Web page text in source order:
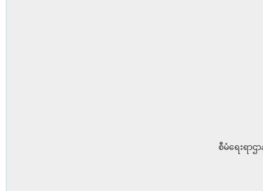
စီမံရေးရာဌ